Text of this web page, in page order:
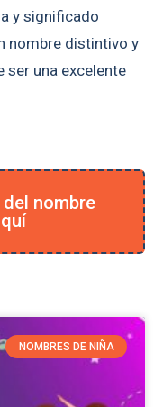
y significado
nombre distintivo y
ser una excelente
nombre
NOMBRES DE NIÑA